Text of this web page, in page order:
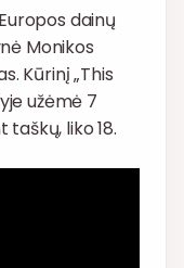
dainų
Monikos
Kūrinį „This
užėmė 7
liko 18.